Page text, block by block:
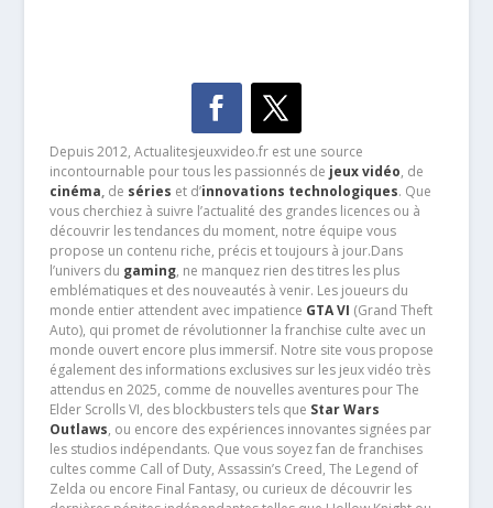
Depuis 2012, Actualitesjeuxvideo.fr est une source
incontournable pour tous les passionnés de jeux vidéo, de
cinéma,de séries et d’innovations technologiques. Que
vous cherchiez à suivre l’actualité des grandes licences ou à
découvrir les tendances du moment, notre équipe vous
propose un contenu riche, précis et toujours à jour.Dans
l’univers du gaming, ne manquez rien des titres les plus
emblématiques et des nouveautés à venir. Les joueurs du
monde entier attendent avec impatience GTA VI (Grand Theft
Auto), qui promet de révolutionner la franchise culte avec un
monde ouvert encore plus immersif. Notre site vous propose
également des informations exclusives sur les jeux vidéo très
attendus en 2025, comme de nouvelles aventures pour The
Elder Scrolls VI, des blockbusters tels que Star Wars
Outlaws, ou encore des expériences innovantes signées par
les studios indépendants. Que vous soyez fan de franchises
cultes comme Call of Duty, Assassin’s Creed, The Legend of
Zelda ou encore Final Fantasy, ou curieux de découvrir les